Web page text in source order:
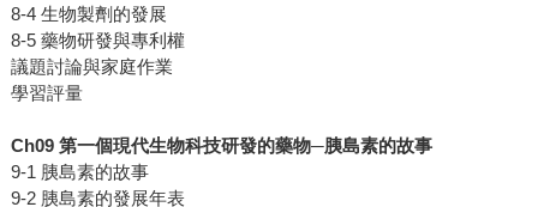
8-4 生物製劑的發展
8-5 藥物研發與專利權
議題討論與家庭作業
學習評量
Ch09 第一個現代生物科技研發的藥物─胰島素的故事
9-1 胰島素的故事
9-2 胰島素的發展年表